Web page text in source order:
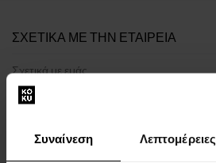
Συναίνεση Λεπτομέρειες
ΣΧΕΤΙΚΑ ΜΕ ΤΗΝ ΕΤΑΙΡΕΙΑ
Σχετικά με εμάς
ΦΟΡΜΑ ΕΠΙΚΟΙΝΩΝΙΑΣ